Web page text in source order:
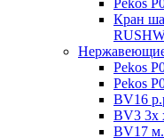
Pekos
Кран
Pekos
Pekos
BV16
BV3 3х
BV17